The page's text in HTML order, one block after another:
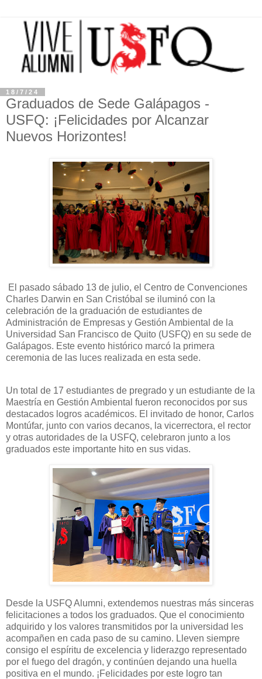
18/7/24
Graduados de Sede Galápagos -
USFQ: ¡Felicidades por Alcanzar
Nuevos Horizontes!
El pasado sábado 13 de julio, el Centro de Convenciones
Charles Darwin en San Cristóbal se iluminó con la
celebración de la graduación de estudiantes de
Administración de Empresas y Gestión Ambiental de la
Universidad San Francisco de Quito (USFQ) en su sede de
Galápagos. Este evento histórico marcó la primera
ceremonia de las luces realizada en esta sede.
Un total de 17 estudiantes de pregrado y un estudiante de la
Maestría en Gestión Ambiental fueron reconocidos por sus
destacados logros académicos. El invitado de honor, Carlos
Montúfar, junto con varios decanos, la vicerrectora, el rector
y otras autoridades de la USFQ, celebraron junto a los
graduados este importante hito en sus vidas.
Desde la USFQ Alumni, extendemos nuestras más sinceras
felicitaciones a todos los graduados. Que el conocimiento
adquirido y los valores transmitidos por la universidad les
acompañen en cada paso de su camino. Lleven siempre
consigo el espíritu de excelencia y liderazgo representado
por el fuego del dragón, y continúen dejando una huella
positiva en el mundo. ¡Felicidades por este logro tan